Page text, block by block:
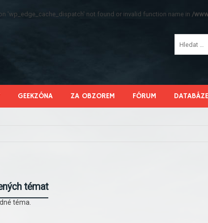
'wp_edge_cache_dispatch' not found or invalid function name in /
GEEKZÓNA ZA OBZOREM FÓRUM
témat
téma.